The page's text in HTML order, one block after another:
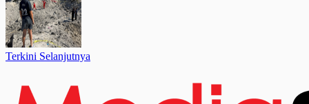
Terkini Selanjutnya